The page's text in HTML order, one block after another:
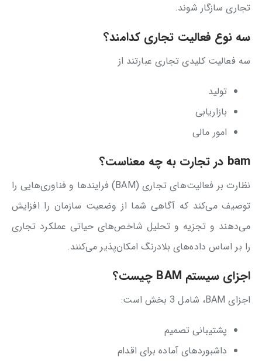
تجاری سازگار شوند.
سه نوع فعالیت تجاری کدامند؟
سه فعالیت کلیدی تجاری عبارتند از
تولید
بازاریابی
امور مالی
bam در تجارت به چه معناست؟
نظارت بر فعالیت‌های تجاری (BAM) فرایندها و فناوری‌هایی را
توصیف می‌کند که آگاهی شما از وضعیت سازمان را افزایش
می‌دهند و تجزیه و تحلیل شاخص‌های حیاتی عملکرد تجاری
را بر اساس داده‌های بلادرنگ امکان‌پذیر می‌کنند.
اجزای سیستم BAM چیست؟
اجزای BAM، شامل 3 بخش است:
پشتیبانی تصمیم
داشبوردهای آماده برای اقدام